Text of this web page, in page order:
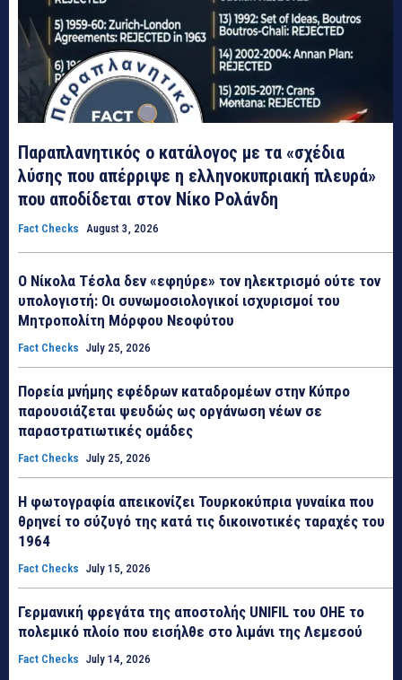
Παραπλανητικός ο κατάλογος με τα «σχέδια
λύσης που απέρριψε η ελληνοκυπριακή πλευρά»
που αποδίδεται στον Νίκο Ρολάνδη
Fact Checks August 3, 2026
Ο Νίκολα Τέσλα δεν «εφηύρε» τον ηλεκτρισμό ούτε τον
υπολογιστή: Οι συνωμοσιολογικοί ισχυρισμοί του
Μητροπολίτη Μόρφου Νεοφύτου
Fact Checks July 25, 2026
Πορεία μνήμης εφέδρων καταδρομέων στην Κύπρο
παρουσιάζεται ψευδώς ως οργάνωση νέων σε
παραστρατιωτικές ομάδες
Fact Checks July 25, 2026
Η φωτογραφία απεικονίζει Τουρκοκύπρια γυναίκα που
θρηνεί το σύζυγό της κατά τις δικοινοτικές ταραχές του
1964
Fact Checks July 15, 2026
Γερμανική φρεγάτα της αποστολής UNIFIL του ΟΗΕ το
πολεμικό πλοίο που εισήλθε στο λιμάνι της Λεμεσού
Fact Checks July 14, 2026